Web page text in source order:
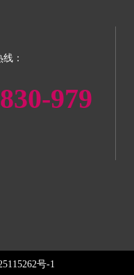
：
979
号-1